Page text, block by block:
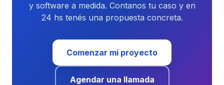
y software a medida. Contanos tu caso y en
24 hs tenés una propuesta concreta.
Comenzar mi proyecto
Agendar una llamada